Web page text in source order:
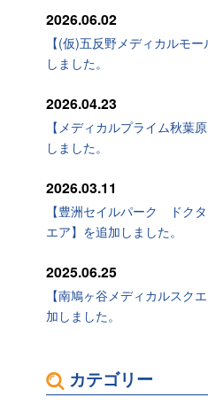
2026.06.02
【(仮)五反野メディカルモ
しました。
2026.04.23
【メディカルプライム秋葉
しました。
2026.03.11
【豊洲セイルパーク ドク
エア】を追加しました。
2025.06.25
【南鳩ヶ谷メディカルスク
加しました。
カテゴリー